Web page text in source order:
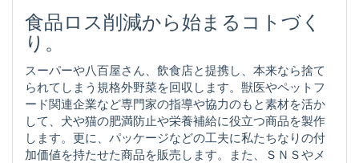
食品ロス削減から始まるコトづく
り。
スーパーや八百屋さん、飲食店と提携し、本来なら捨て
られてしまう規格外野菜を回収します。獣医やペットフ
ード関連企業など専門家の指導や協力のもと素材を活か
して、犬や猫の肥満防止や栄養補給に役立つ商品を製作
します。更に、パッケージなどの工夫に私たちなりの付
加価値を持たせた商品を販売します。また、ＳＮＳやメ